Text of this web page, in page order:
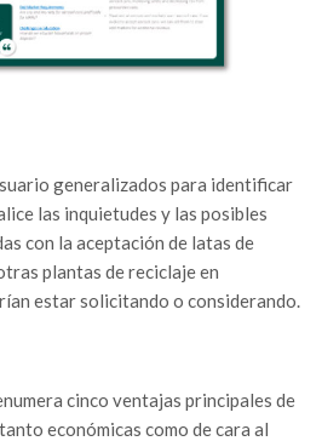
generalizados para identificar
las inquietudes y las posibles
con la aceptación de latas de
plantas de reciclaje en
estar solicitando o considerando.
cinco ventajas principales de
económicas como de cara al